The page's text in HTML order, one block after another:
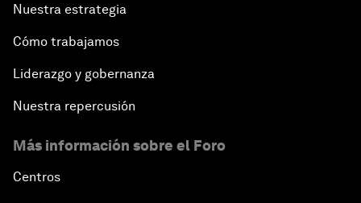
Nuestra estrategia
Cómo trabajamos
Liderazgo y gobernanza
Nuestra repercusión
Más información sobre el Foro
Centros